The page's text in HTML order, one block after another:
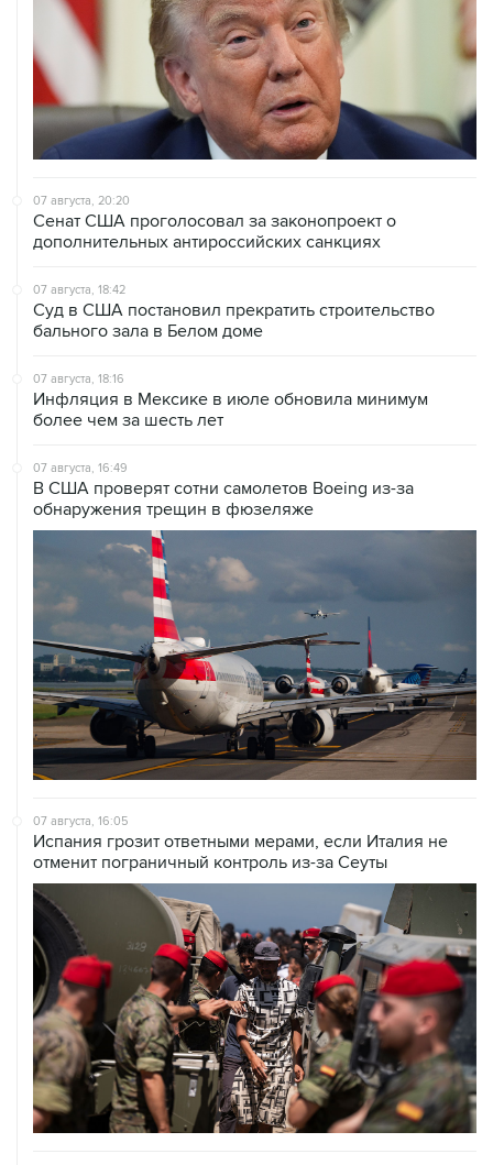
07 августа, 20:20
Сенат США проголосовал за законопроект о
дополнительных антироссийских санкциях
07 августа, 18:42
Суд в США постановил прекратить строительство
бального зала в Белом доме
07 августа, 18:16
Инфляция в Мексике в июле обновила минимум
более чем за шесть лет
07 августа, 16:49
В США проверят сотни самолетов Boeing из-за
обнаружения трещин в фюзеляже
07 августа, 16:05
Испания грозит ответными мерами, если Италия не
отменит пограничный контроль из-за Сеуты